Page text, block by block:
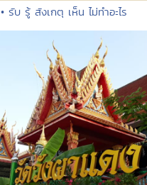
• รับ รู้ สังเกตุ เห็น ไม่ทำอะไร